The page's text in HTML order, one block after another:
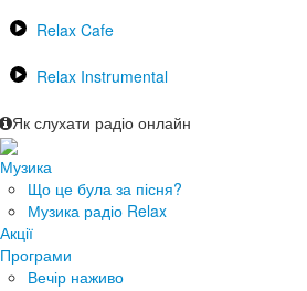
Relax Cafe
Relax Instrumental
Як слухати радіо онлайн
Музика
Що це була за пісня?
Музика радіо Relax
Акції
Програми
Вечір наживо